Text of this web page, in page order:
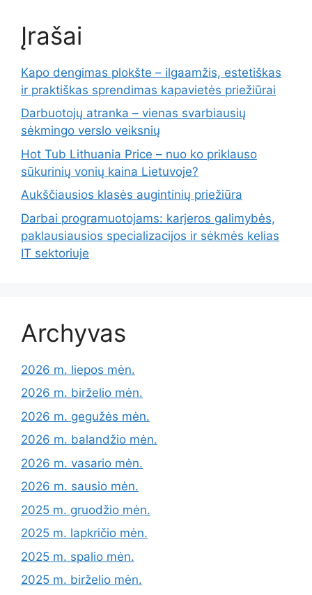
Įrašai
Kapo dengimas plokšte – ilgaamžis, estetiškas
ir praktiškas sprendimas kapavietės priežiūrai
Darbuotojų atranka – vienas svarbiausių
sėkmingo verslo veiksnių
Hot Tub Lithuania Price – nuo ko priklauso
sūkurinių vonių kaina Lietuvoje?
Aukščiausios klasės augintinių priežiūra
Darbai programuotojams: karjeros galimybės,
paklausiausios specializacijos ir sėkmės kelias
IT sektoriuje
Archyvas
2026 m. liepos mėn.
2026 m. birželio mėn.
2026 m. gegužės mėn.
2026 m. balandžio mėn.
2026 m. vasario mėn.
2026 m. sausio mėn.
2025 m. gruodžio mėn.
2025 m. lapkričio mėn.
2025 m. spalio mėn.
2025 m. birželio mėn.